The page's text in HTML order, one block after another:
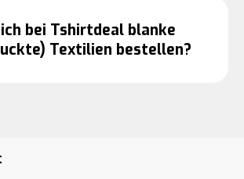
bei Tshirtdeal blanke
Textilien bestellen?